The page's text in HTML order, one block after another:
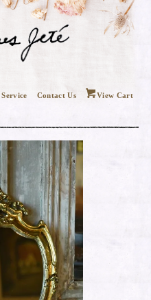
Contact Us View Cart